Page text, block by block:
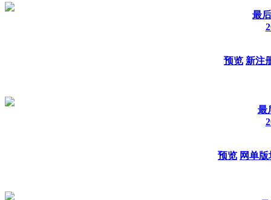
最
预览 新注
最
预览 网单